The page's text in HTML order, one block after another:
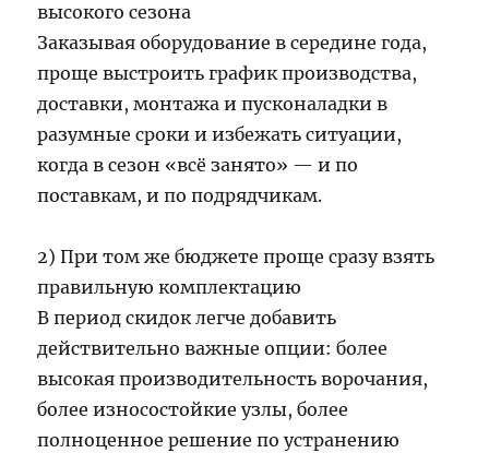
высокого сезона
Заказывая оборудование в середине года,
проще выстроить график производства,
доставки, монтажа и пусконаладки в
разумные сроки и избежать ситуации,
когда в сезон «всё занято» — и по
поставкам, и по подрядчикам.
2) При том же бюджете проще сразу взять
правильную комплектацию
В период скидок легче добавить
действительно важные опции: более
высокая производительность ворочания,
более износостойкие узлы, более
полноценное решение по устранению